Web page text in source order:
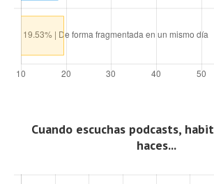
Cuando escuchas podcasts,
haces...